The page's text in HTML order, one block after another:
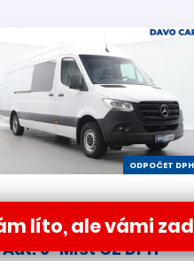
líto, ale vámi
ODPOČET DPH
Mercedes-Benz
Sprinter 2,1 316CDI
Aut. 6-Míst CZ DPH